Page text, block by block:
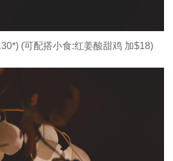
(可配搭小食:红姜酸甜鸡 加$18)